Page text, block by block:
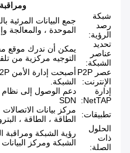
شبكة
رصد
الرؤية:
جمع البيانات المرئية
الموحدة ، والمعالجة
تحديد
عناصر
الشبكة:
يمكن أن ندرك موقع
التوجيه مركزية من
عصر P2P
الإنترنت:
الشبكة.
إدارة
NetTAP:
SDN
تطبيقات:
مركز بيانات الاتصالات
الطاقة ، الطاقة ،
الحلول
ذات
الصلة:
رؤية الشبكة ومراقبة
الشبكة ومركز